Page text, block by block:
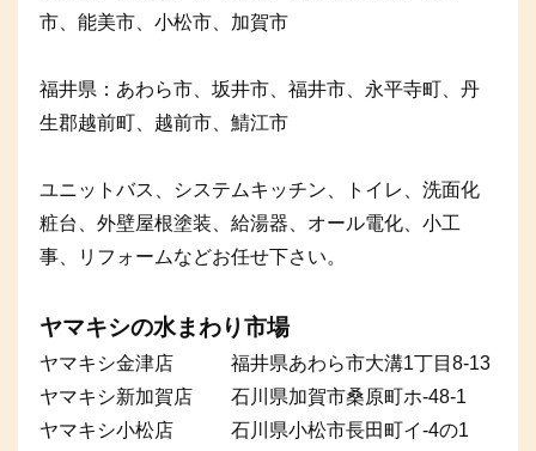
市、能美市、小松市、加賀市
福井県：あわら市、坂井市、福井市、永平寺町、丹
生郡越前町、越前市、鯖江市
ユニットバス、システムキッチン、トイレ、洗面化
粧台、外壁屋根塗装、給湯器、オール電化、小工
事、リフォームなどお任せ下さい。
ヤマキシの水まわり市場
ヤマキシ金津店 福井県あわら市大溝1丁目8-13
ヤマキシ新加賀店 石川県加賀市桑原町ホ-48-1
ヤマキシ小松店 石川県小松市長田町イ-4の1